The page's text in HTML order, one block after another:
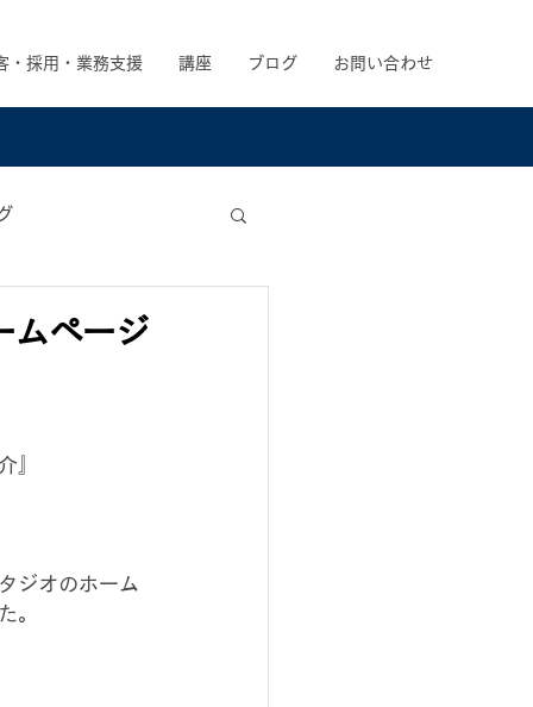
・採用・業務支援 講座 ブログ お問い合わせ
ムページ
』
ジオのホーム
。